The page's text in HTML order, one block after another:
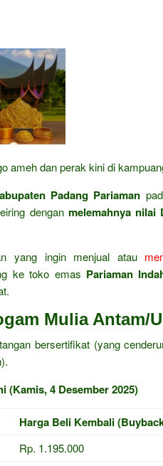
ameh dan perak kini di
Padang Pariaman
dengan melemahnya nilai
yang ingin menjual atau
ke toko emas Pariaman
Mulia Antam/
bersertifikat (yang
(Kamis, 4 Desember 2025)
Harga Beli Kembali
Rp. 1.195.000